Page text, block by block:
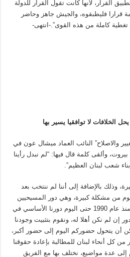
القرار، لأنها كانت تقول القرار للدولة
قرارا فليطبقوه، والجيش جاهز وحاضر
كاملة من هذه القوى”.-انتهى-
الخلافات لا توافقيا يسير بها
والاصلاح” النائب العماد ميشال عون في
وألقى كلمة قال فيها: “لم نبدل رأينا
شعب لبنان العظيم”.
وذلك بالإضافة إلى أننا لم ننتخب بعد
من مشكلة كبيرة، وهي دور المسيحيين
في الحكم اللبناني. لأننا خسرنا منذ عام 1990 حتى اليوم دورنا الأساسي في
إن لم نكن أهلا له، ونقوم بتثبيت وجودنا
أن يتحول حضوركم اليوم إلى حضور أكبر،
كل أنحاء لبنان للمطالبة بإعادة حقوقنا
عدة مواضيع، نختلف بها مع الفريق